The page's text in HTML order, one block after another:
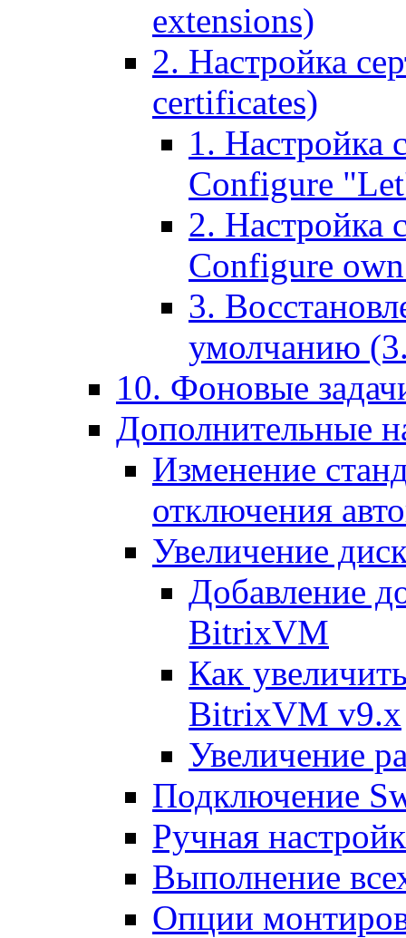
extensions)
2. Настройка
certificates)
1. Настройка
Configure
2. Настройка
Configure
3.
умолчанию
10. Фоновые
Дополнительные
Изменение
отключения
Увеличение
Добавление
BitrixVM
Как
BitrixVM v9.x
Увеличение
Подключение
Ручная
Выполнение
Опции